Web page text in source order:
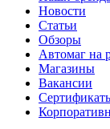
Новости
Статьи
Обзоры
Автомаг на
Магазины
Вакансии